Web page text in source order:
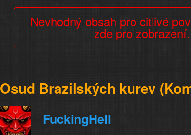
Nevhodný obsah pro citlivé
zde pro zobrazení.
Osud Brazilských kurev
FuckingHell